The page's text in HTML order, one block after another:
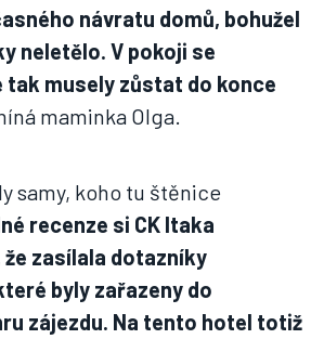
návratu domů, bohužel
neletělo. V pokoji se
musely zůstat do konce
maminka Olga.
samy, koho tu štěnice
recenze si CK Itaka
zasílala dotazníky
byly zařazeny do
zájezdu. Na tento hotel totiž